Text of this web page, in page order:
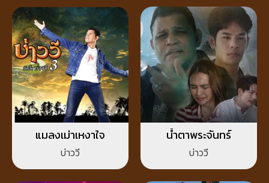
แมลงเม่าเหงาใจ
บ่าววี
น้ำตาพระจันทร์
บ่าววี